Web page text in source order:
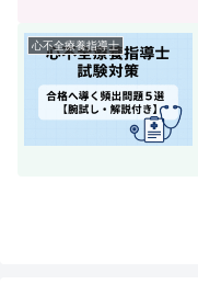
心不全療養指導士